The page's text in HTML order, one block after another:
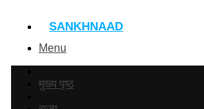
SANKHNAAD
Menu
मुख्य पृष्ठ